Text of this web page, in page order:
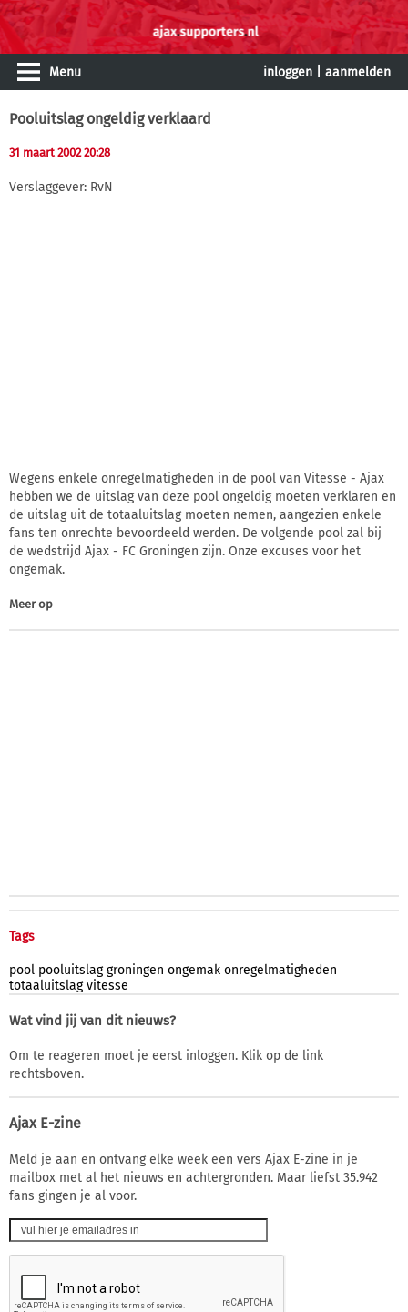
Menu inloggen aanmelden
Pooluitslag ongeldig verklaard
31 maart 2002 20:28
Verslaggever: RvN
Wegens enkele onregelmatigheden in de pool van Vitesse - Ajax
hebben we de uitslag van deze pool ongeldig moeten verklaren en
de uitslag uit de totaaluitslag moeten nemen, aangezien enkele
fans ten onrechte bevoordeeld werden. De volgende pool zal bij
de wedstrijd Ajax - FC Groningen zijn. Onze excuses voor het
ongemak.
Meer op
Tags
pool pooluitslag groningen ongemak onregelmatigheden
totaaluitslag vitesse
Wat vind jij van dit nieuws?
Om te reageren moet je eerst inloggen. Klik op de link
rechtsboven.
Ajax E-zine
Meld je aan en ontvang elke week een vers Ajax E-zine in je
mailbox met al het nieuws en achtergronden. Maar liefst 35.942
fans gingen je al voor.